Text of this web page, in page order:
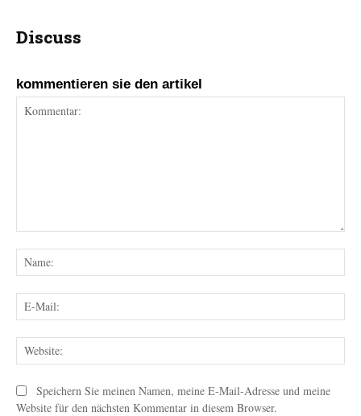
Discuss
kommentieren sie den artikel
Speichern Sie meinen Namen, meine E-Mail-Adresse und meine
Website für den nächsten Kommentar in diesem Browser.